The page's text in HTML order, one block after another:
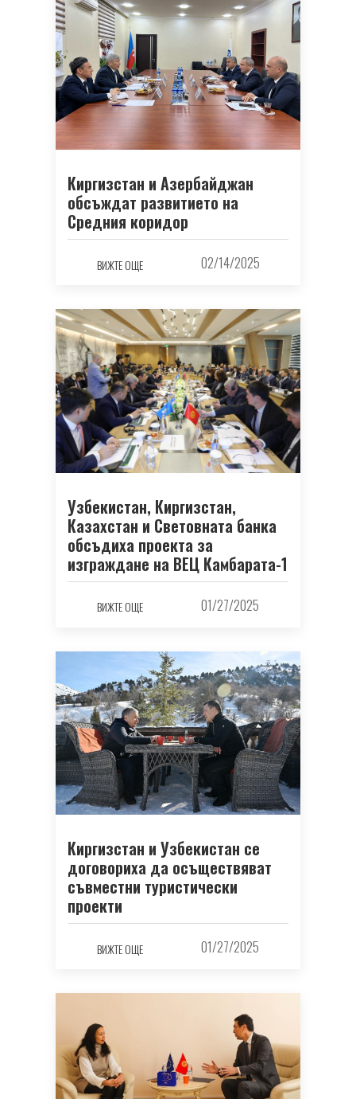
Киргизстан и Азербайджан
обсъждат развитието на
Средния коридор
ВИЖТЕ ОЩЕ 02/14/2025
Узбекистан, Киргизстан,
Казахстан и Световната банка
обсъдиха проекта за
изграждане на ВЕЦ Камбарата-1
ВИЖТЕ ОЩЕ 01/27/2025
Киргизстан и Узбекистан се
договориха да осъществяват
съвместни туристически
проекти
ВИЖТЕ ОЩЕ 01/27/2025